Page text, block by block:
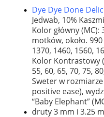
Dye Dye Done
Jedwab, 10%
Kolor główny (MC):
motków, około.
1370, 1460, 1560,
Kolor Kontrastowy
55, 60, 65, 70, 75,
Sweter w rozmiarze
positive ease),
“Baby Elephant”
druty 3 mm i 3.25